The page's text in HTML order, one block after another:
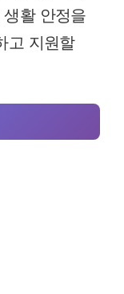
활 안정을
고 지원할